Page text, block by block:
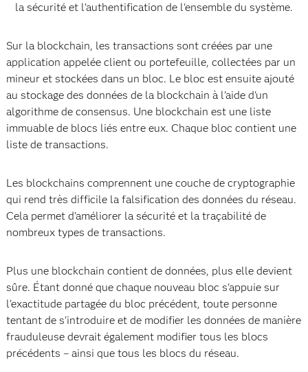
la sécurité et l'authentification de l'ensemble du système.
Sur la blockchain, les transactions sont créées par une
application appelée client ou portefeuille, collectées par un
mineur et stockées dans un bloc. Le bloc est ensuite ajouté
au stockage des données de la blockchain à l'aide d'un
algorithme de consensus. Une blockchain est une liste
immuable de blocs liés entre eux. Chaque bloc contient une
liste de transactions.
Les blockchains comprennent une couche de cryptographie
qui rend très difficile la falsification des données du réseau.
Cela permet d'améliorer la sécurité et la traçabilité de
nombreux types de transactions.
Plus une blockchain contient de données, plus elle devient
sûre. Étant donné que chaque nouveau bloc s'appuie sur
l'exactitude partagée du bloc précédent, toute personne
tentant de s'introduire et de modifier les données de manière
frauduleuse devrait également modifier tous les blocs
précédents – ainsi que tous les blocs du réseau.